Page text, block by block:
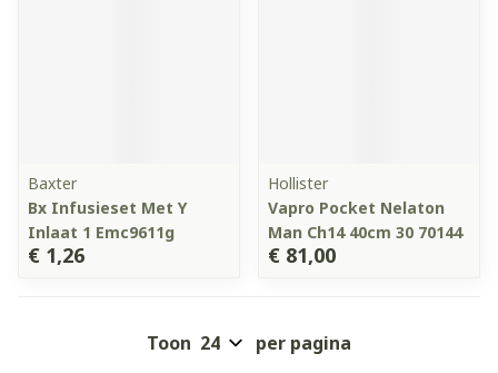
Baxter
Bx Infusieset Met Y
Inlaat 1 Emc9611g
€ 1,26
Hollister
Vapro Pocket Nelaton
Man Ch14 40cm 30 70144
€ 81,00
Toon per pagina